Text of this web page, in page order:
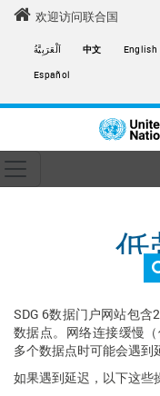
Skip to main content
欢迎访问联合国
اَلْعَرَبِيَّةُ 中文 English
Español
Toggle navigation
navigation
低
SDG 6数据门户网站包
数据点。网络连接缓慢
多个数据点时可能会遇到
如果遇到延迟，以下这些